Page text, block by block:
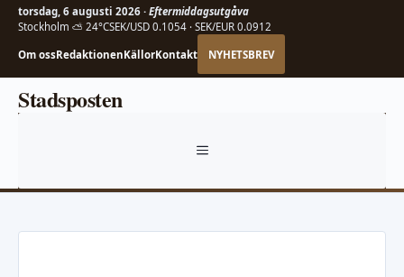
torsdag, 6 augusti 2026 · Eftermiddagsutgåva
Stockholm ⛅ 24°CSEK/USD 0.1054 · SEK/EUR 0.0912
Om ossRedaktionenKällorKontakt NYHETSBREV
HoppaStadsposten
MENY